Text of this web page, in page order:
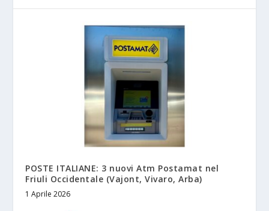
POSTE ITALIANE: 3 nuovi Atm Postamat nel
Friuli Occidentale (Vajont, Vivaro, Arba)
1 Aprile 2026